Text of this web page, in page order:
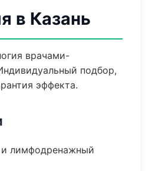
в Казань
врачами-
подбор,
эффекта.
и лимфодренажный